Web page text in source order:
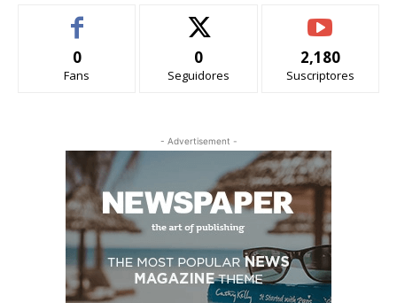
0
Fans
0
Seguidores
2,180
Suscriptores
- Advertisement -